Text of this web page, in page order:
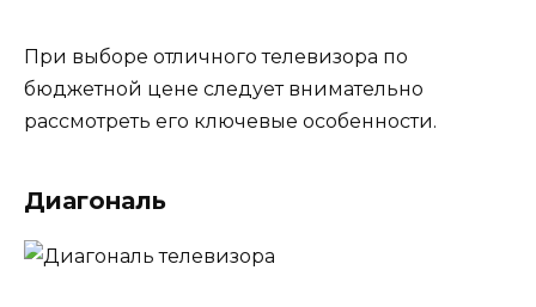
При выборе отличного телевизора по
бюджетной цене следует внимательно
рассмотреть его ключевые особенности.
Диагональ